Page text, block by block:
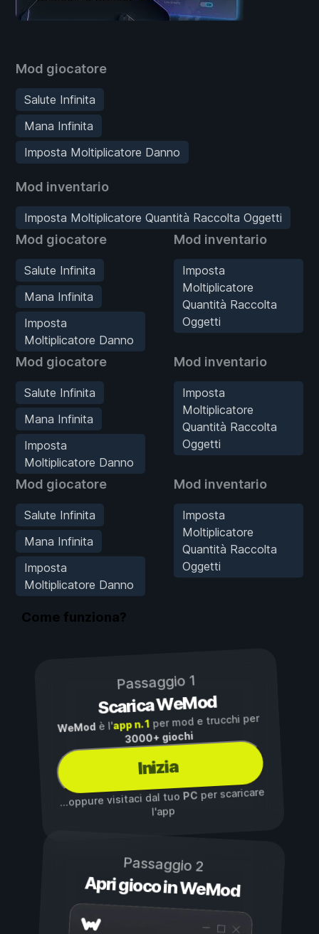
Mod giocatore
Salute Infinita
Mana Infinita
Imposta Moltiplicatore Danno
Mod inventario
Imposta Moltiplicatore Quantità Raccolta Oggetti
Mod giocatore
Salute Infinita
Mana Infinita
Imposta
Moltiplicatore Danno
Mod inventario
Imposta
Moltiplicatore
Quantità Raccolta
Oggetti
Mod giocatore
Salute Infinita
Mana Infinita
Imposta
Moltiplicatore Danno
Mod inventario
Imposta
Moltiplicatore
Quantità Raccolta
Oggetti
Mod giocatore
Salute Infinita
Mana Infinita
Imposta
Moltiplicatore Danno
Mod inventario
Imposta
Moltiplicatore
Quantità Raccolta
Oggetti
Come funziona?
Passaggio 1
Scarica WeMod
WeMod è l'app n. 1per mod e trucchi per
3000+ giochi
Inizia
...oppure visitaci dal tuoPC per scaricare
l'app
Passaggio 2
Apri gioco in WeMod